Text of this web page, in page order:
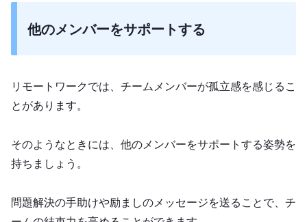
他のメンバーをサポートする
リモートワークでは、チームメンバーが孤立感を感じるこ
とがあります。
そのようなときには、他のメンバーをサポートする姿勢を
持ちましょう。
問題解決の手助けや励ましのメッセージを送ることで、チ